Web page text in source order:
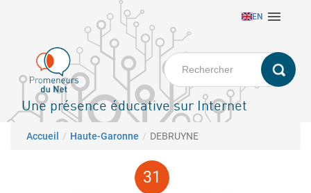
principal
EN 
Une présence éducative sur Internet
Fil d'Ariane
Accueil Haute-Garonne DEBRUYNE